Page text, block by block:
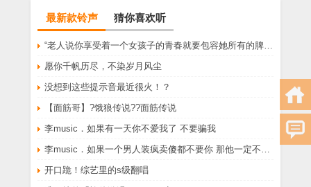
最新款铃声 猜你喜欢听
愿你千帆历尽，不染岁月风尘
没想到这些提示音最近很火！？
【面筋哥】?饿狼传说??面筋传说
李music．如果有一天你不爱我了 不要骗我
开口跪！综艺里的s级翻唱